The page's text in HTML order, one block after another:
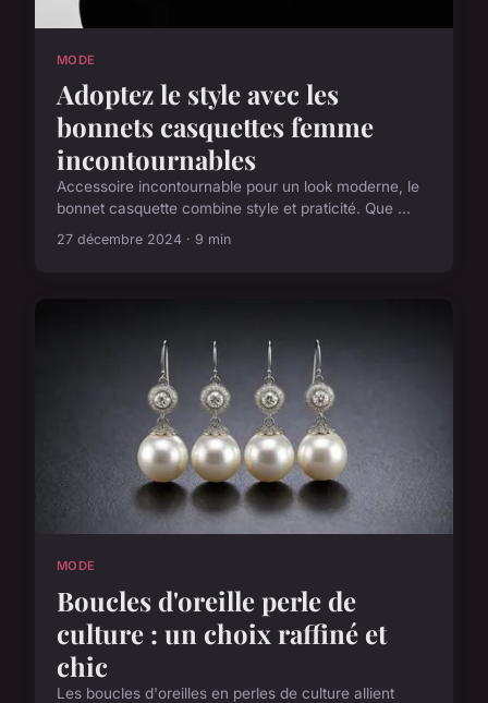
MODE
Adoptez le style avec les
bonnets casquettes femme
incontournables
Accessoire incontournable pour un look moderne, le
bonnet casquette combine style et praticité. Que ...
27 décembre 2024 · 9 min
MODE
Boucles d'oreille perle de
culture : un choix raffiné et
chic
Les boucles d'oreilles en perles de culture allient